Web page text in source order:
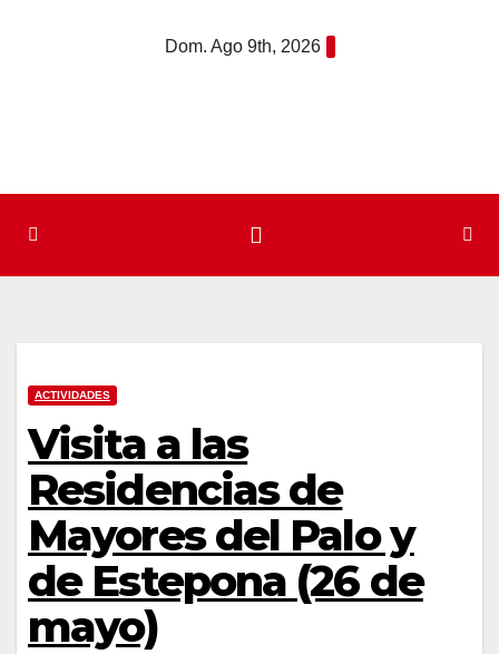
Dom. Ago 9th, 2026
ACTIVIDADES
Visita a las
Residencias de
Mayores del Palo y
de Estepona (26 de
mayo)